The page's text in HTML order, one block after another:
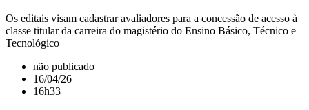
Os editais visam cadastrar avaliadores para a concessão de acesso à
classe titular da carreira do magistério do Ensino Básico, Técnico e
Tecnológico
não publicado
16/04/26
16h33